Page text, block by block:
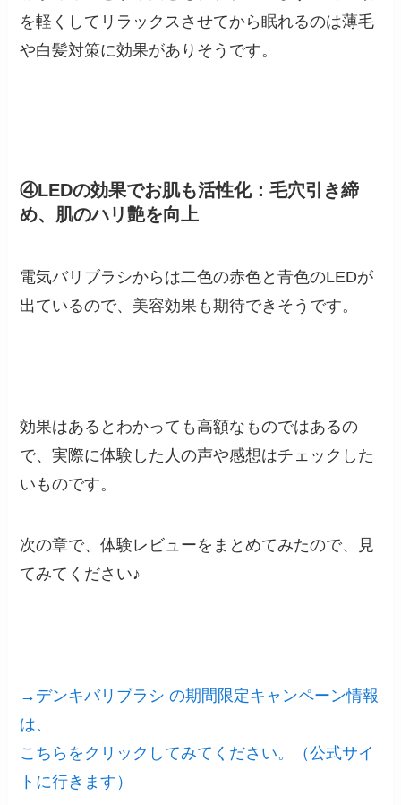
を軽くしてリラックスさせてから眠れるのは薄毛
や白髪対策に効果がありそうです。
④LEDの効果でお肌も活性化：毛穴引き締
め、肌のハリ艶を向上
電気バリブラシからは二色の赤色と青色のLEDが
出ているので、美容効果も期待できそうです。
効果はあるとわかっても高額なものではあるの
で、実際に体験した人の声や感想はチェックした
いものです。
次の章で、体験レビューをまとめてみたので、見
てみてください♪
→デンキバリブラシ の期間限定キャンペーン情報
は、
こちらをクリックしてみてください。（公式サイ
トに行きます）